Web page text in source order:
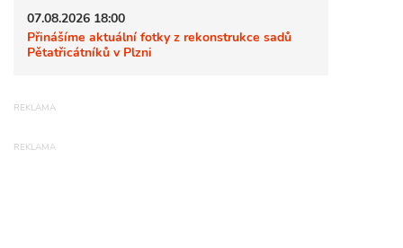
07.08.2026 18:00
Přinášíme aktuální fotky z rekonstrukce sadů
Pětatřicátníků v Plzni